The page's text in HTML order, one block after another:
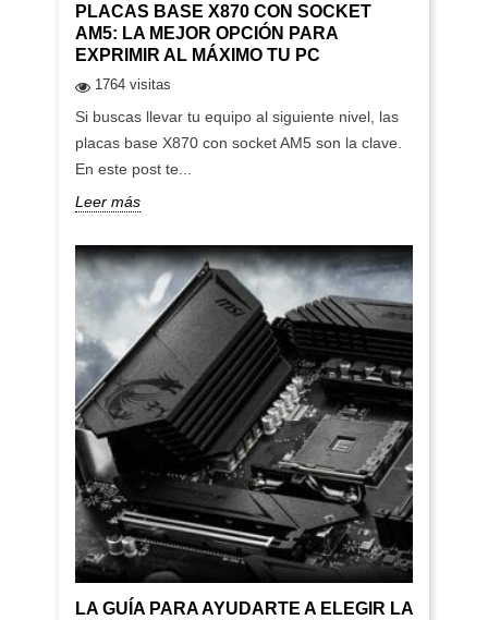
PLACAS BASE X870 CON SOCKET
AM5: LA MEJOR OPCIÓN PARA
EXPRIMIR AL MÁXIMO TU PC
1764 visitas
Si buscas llevar tu equipo al siguiente nivel, las
placas base X870 con socket AM5 son la clave.
En este post te...
Leer más
LA GUÍA PARA AYUDARTE A ELEGIR LA